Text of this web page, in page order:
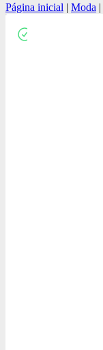
Página inicial | Moda |